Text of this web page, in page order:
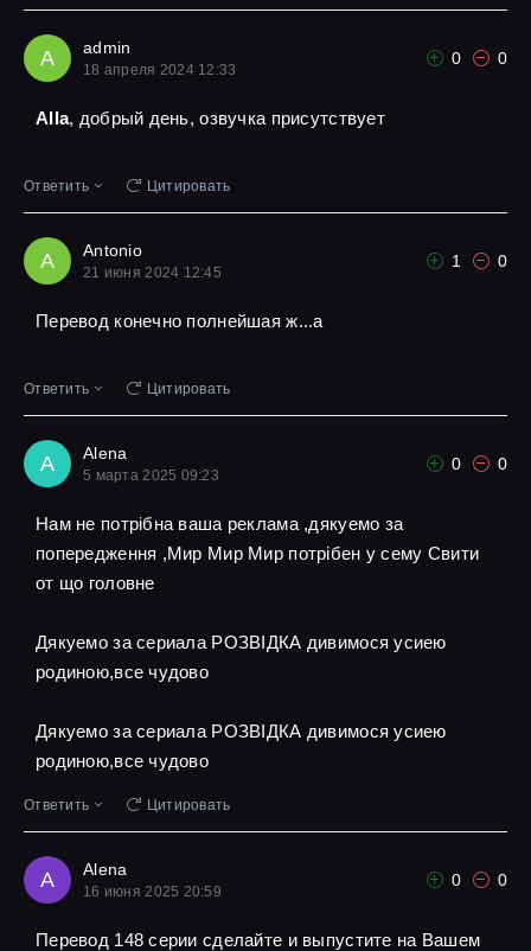
A admin
18 апреля 2024 12:33
0 0
Alla, добрый день, озвучка присутствует
Ответить Цитировать
A Antonio
21 июня 2024 12:45
1 0
Перевод конечно полнейшая ж...а
Ответить Цитировать
A Alena
5 марта 2025 09:23
0 0
Нам не потрібна ваша реклама ,дякуемо за
попередження ,Мир Мир Мир потрібен у сему Свити
от що головне
Дякуемо за сериала РОЗВІДКА дивимося усиею
родиною,все чудово
Дякуемо за сериала РОЗВІДКА дивимося усиею
родиною,все чудово
Ответить Цитировать
A Alena
16 июня 2025 20:59
0 0
Перевод 148 серии сделайте и выпустите на Вашем